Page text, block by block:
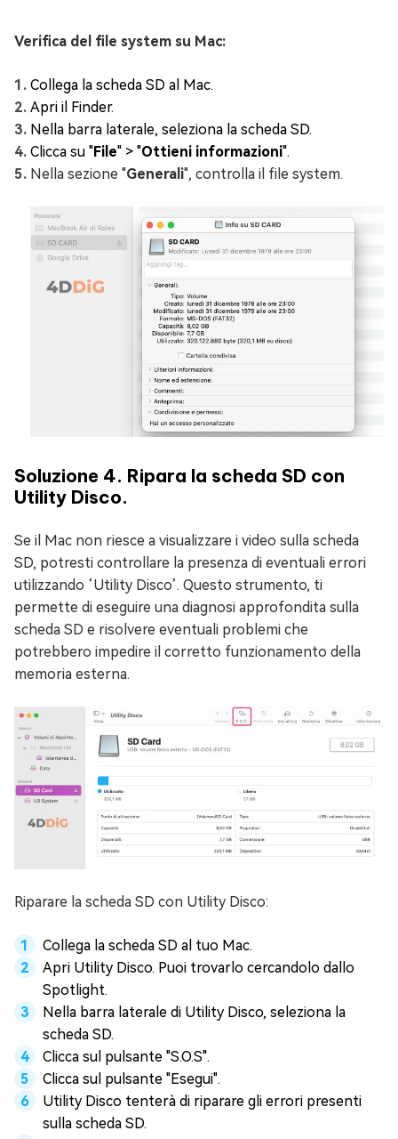
Verifica del file system su Mac:
Collega la scheda SD al Mac.
Apri il Finder.
Nella barra laterale, seleziona la scheda SD.
Clicca su "File" > "Ottieni informazioni".
Nella sezione "Generali", controlla il file system.
Soluzione 4. Ripara la scheda SD con
Utility Disco.
Se il Mac non riesce a visualizzare i video sulla scheda
SD, potresti controllare la presenza di eventuali errori
utilizzando ‘Utility Disco’. Questo strumento, ti
permette di eseguire una diagnosi approfondita sulla
scheda SD e risolvere eventuali problemi che
potrebbero impedire il corretto funzionamento della
memoria esterna.
Riparare la scheda SD con Utility Disco:
Collega la scheda SD al tuo Mac.
Apri Utility Disco. Puoi trovarlo cercandolo dallo
Spotlight.
Nella barra laterale di Utility Disco, seleziona la
scheda SD.
Clicca sul pulsante "S.O.S".
Clicca sul pulsante "Esegui".
Utility Disco tenterà di riparare gli errori presenti
sulla scheda SD.